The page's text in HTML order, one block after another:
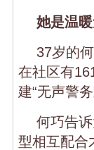
她是温
37岁的
在社区有
建“无声警
何巧告
型相互配合